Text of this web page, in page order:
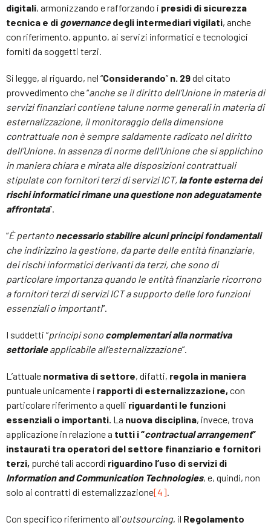
digitali, armonizzando e rafforzando i presidi di sicurezza
tecnica e di governancedegli intermediari vigilati, anche
con riferimento, appunto, ai servizi informatici e tecnologici
forniti da soggetti terzi.
Si legge, al riguardo, nel “Considerando” n. 29del citato
provvedimento che “anche se il diritto dell’Unione in materia di
servizi finanziari contiene talune norme generali in materia di
esternalizzazione, il monitoraggio della dimensione
contrattuale non è sempre saldamente radicato nel diritto
dell’Unione. In assenza di norme dell’Unione che si applichino
in maniera chiara e mirata alle disposizioni contrattuali
stipulate con fornitori terzi di servizi ICT, la fonte esterna dei
rischi informatici rimane una questione non adeguatamente
affrontata”.
“È pertanto necessario stabilire alcuni principi fondamentali
che indirizzino la gestione, da parte delle entità finanziarie,
dei rischi informatici derivanti da terzi, che sono di
particolare importanza quando le entità finanziarie ricorrono
a fornitori terzi di servizi ICT a supporto delle loro funzioni
essenziali o importanti”.
I suddetti “principi sono complementari alla normativa
settorialeapplicabile all’esternalizzazione”.
L’attuale normativa di settore, difatti, regola in maniera
puntuale unicamente i rapporti di esternalizzazione, con
particolare riferimento a quelli riguardanti le funzioni
essenziali o importanti. La nuova disciplina, invece, trova
applicazione in relazione a tutti i “contractual arrangement”
instaurati tra operatori del settore finanziario e fornitori
terzi, purché tali accordi riguardino l’uso di servizi di
Information and Communication Technologies, e, quindi, non
solo ai contratti di esternalizzazione[4].
Con specifico riferimento all’outsourcing, il Regolamento